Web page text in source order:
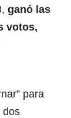
ganó las
votos,
para
dos